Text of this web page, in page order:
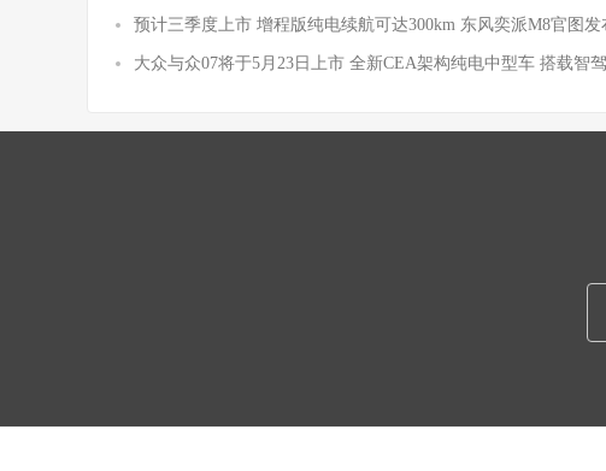
预计三季度上市 增程版纯电续航可达300km 东风奕派M8官图发
大众与众07将于5月23日上市 全新CEA架构纯电中型车 搭载智